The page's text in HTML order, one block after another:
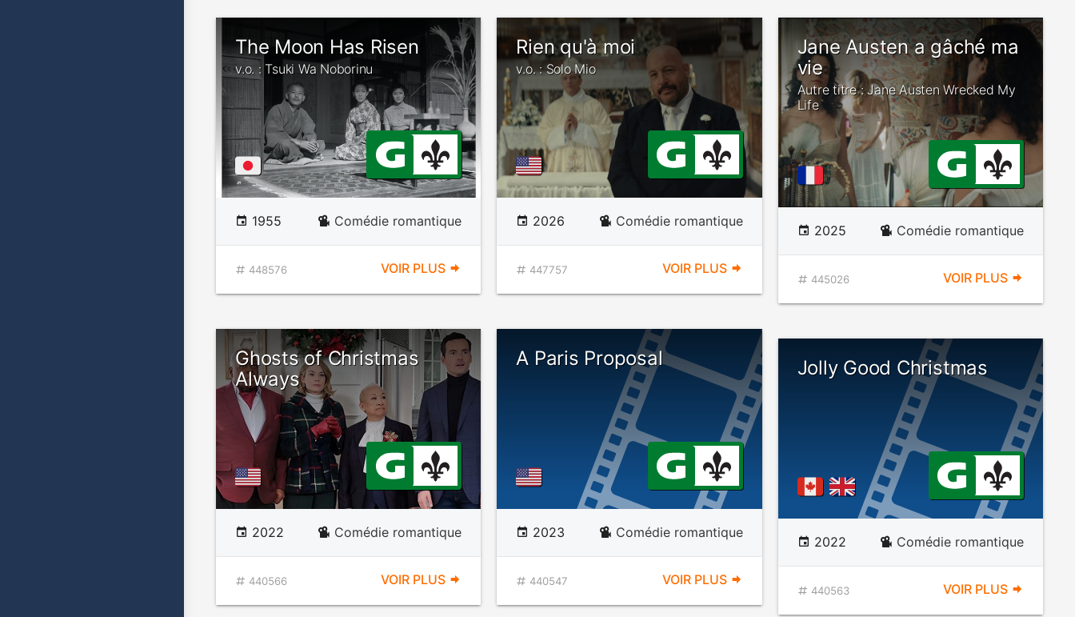
The Moon Has Risen
v.o. : Tsuki Wa Noborinu
1955 Comédie romantique
448576 VOIR PLUS
Rien qu'à moi
v.o. : Solo Mio
2026 Comédie romantique
447757 VOIR PLUS
Jane Austen a gâché ma
vie
Autre titre : Jane Austen Wrecked My
Life
2025 Comédie romantique
445026 VOIR PLUS
Ghosts of Christmas
Always
2022 Comédie romantique
440566 VOIR PLUS
A Paris Proposal
2023 Comédie romantique
440547 VOIR PLUS
Jolly Good Christmas
2022 Comédie romantique
440563 VOIR PLUS